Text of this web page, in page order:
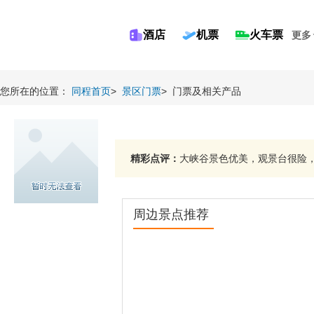
酒店 机票 火车票 更多
您所在的位置： 同程首页> 景区门票> 门票及相关产品
精彩点评： 大峡谷景色优美，观景台很险
周边景点推荐